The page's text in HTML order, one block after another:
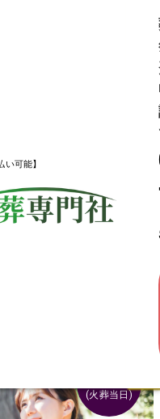
可能】ラン
全て含んだプラン
(火葬当日)